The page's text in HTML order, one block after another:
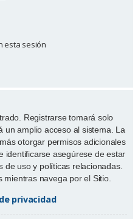
esta sesión
Registrarse tomará solo
un amplio acceso al sistema. La
otorgar permisos adicionales
identificarse asegúrese de estar
de uso y políticas relacionadas.
navega por el Sitio.
privacidad